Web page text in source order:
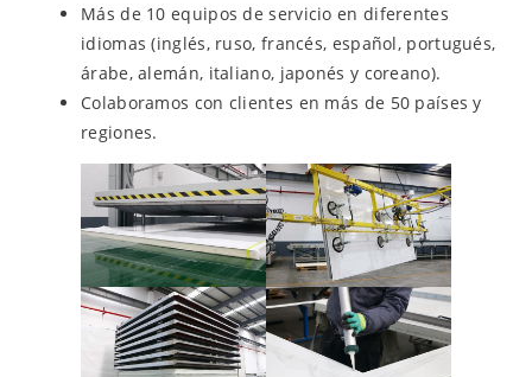
Más de 10 equipos de servicio en diferentes
idiomas (inglés, ruso, francés, español, portugués,
árabe, alemán, italiano, japonés y coreano).
Colaboramos con clientes en más de 50 países y
regiones.